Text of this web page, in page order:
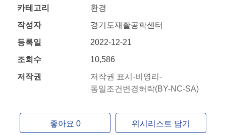
카테고리
환경
작성자
경기도재활공학센터
등록일
2022-12-21
조회수
10,586
저작권
저작권 표시-비영리-
동일조건변경허락(BY-NC-SA)
좋아요 0 위시리스트 담기